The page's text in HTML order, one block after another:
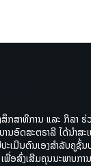
ສຶກສາທິການ ແລະ ກິລາ
ານອົດສະຕຣາລີ ໄດ້ນຳສະ
ປະເມີນຕົນເອງສຳລັບຄູຊັ້ນ
ພື່ອສົ່ງເສີມຄຸນນະພາບກາ